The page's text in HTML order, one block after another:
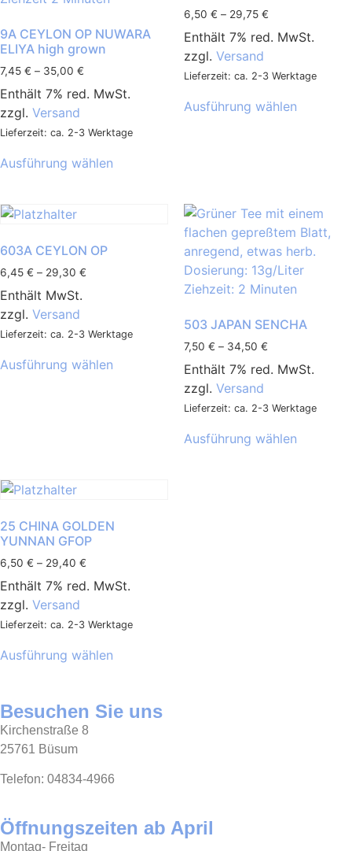
9A CEYLON OP NUWARA
ELIYA high grown
7,45 € – 35,00 €
Enthält 7% red. MwSt.
zzgl. Versand
Lieferzeit: ca. 2-3 Werktage
Ausführung wählen
6,50 € – 29,75 €
Enthält 7% red. MwSt.
zzgl. Versand
Lieferzeit: ca. 2-3 Werktage
Ausführung wählen
603A CEYLON OP
6,45 € – 29,30 €
Enthält MwSt.
zzgl. Versand
Lieferzeit: ca. 2-3 Werktage
Ausführung wählen
503 JAPAN SENCHA
7,50 € – 34,50 €
Enthält 7% red. MwSt.
zzgl. Versand
Lieferzeit: ca. 2-3 Werktage
Ausführung wählen
25 CHINA GOLDEN
YUNNAN GFOP
6,50 € – 29,40 €
Enthält 7% red. MwSt.
zzgl. Versand
Lieferzeit: ca. 2-3 Werktage
Ausführung wählen
Besuchen Sie uns
Kirchenstraße 8
25761 Büsum
Telefon: 04834-4966
Öffnungszeiten ab April
Montag- Freitag